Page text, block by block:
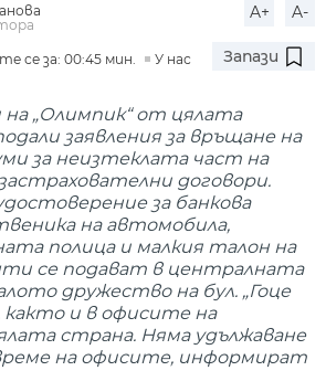
A+ A-
се за: 00:45 мин. У нас Запази
„Олимпик“ от цялата
заявления за връщане на
за неизтеклата част на
договори.
за банкова
на автомобила,
полица и малкия талон на
се подават в централната
дружество на бул. „Гоце
както и в офисите на
страна. Няма удължаване
на офисите, информират